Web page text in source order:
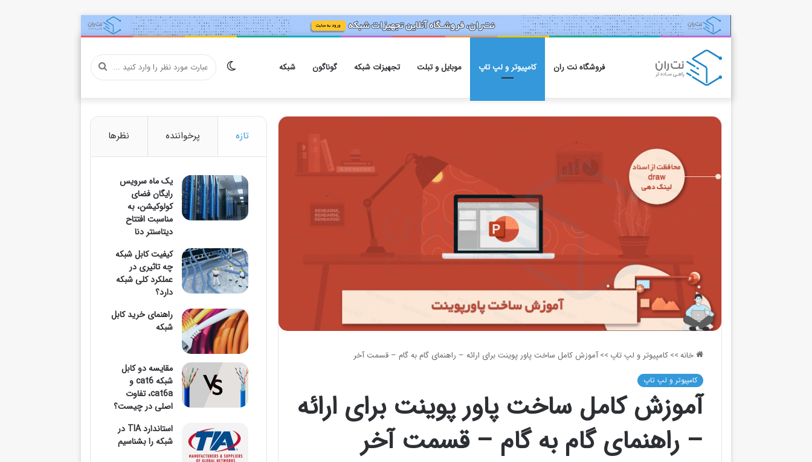
فروشگاه نت ران کامپیوتر و لپ تاپ موبایل و تبلت تجهیزات شبکه گوناگون شبکه عبارت تغییر
خانه>> کامپیوتر و لپ تاپ >> آموزش کامل ساخت پاور پوینت برای ارائه – راهنمای گام به گام – قسمت آخر
کامپیوتر و لپ تاپ
آموزش کامل ساخت پاور پوینت برای ارائه
– راهنمای گام به گام – قسمت آخر
تازه پرخواننده نظرها
یک ماه سرویس
رایگان فضای
کولوکیشن، به
مناسبت افتتاح
دیتاسنتر دنا
کیفیت کابل شبکه
چه تاثیری در
عملکرد کلی شبکه
دارد؟
راهنمای خرید کابل
شبکه
مقایسه دو کابل
شبکه cat6 و
cat6a، تفاوت
اصلی در چیست؟
استاندارد TIA در
شبکه را بشناسیم